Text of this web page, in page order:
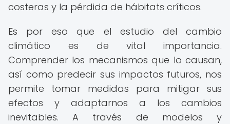
costeras y la pérdida de hábitats críticos.
Es por eso que el estudio del cambio
climático es de vital importancia.
Comprender los mecanismos que lo causan,
así como predecir sus impactos futuros, nos
permite tomar medidas para mitigar sus
efectos y adaptarnos a los cambios
inevitables. A través de modelos y